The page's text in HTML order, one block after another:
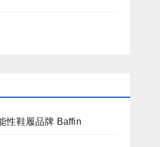
性鞋履品牌 Baffin